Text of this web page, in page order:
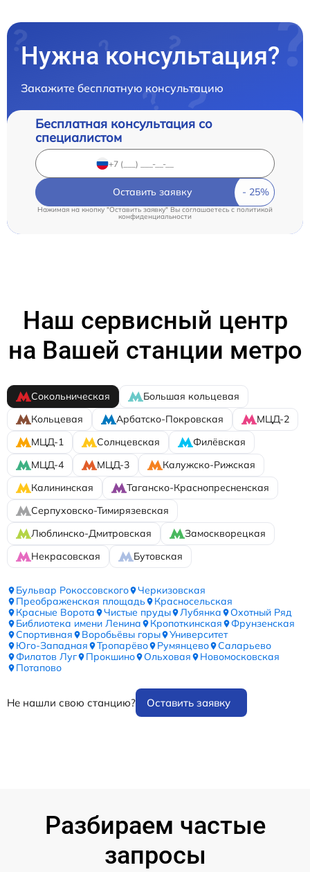
Нужна консультация?
Закажите бесплатную консультацию
Бесплатная консультация со
специалистом
Оставить заявку
Нажимая на кнопку "Оставить заявку" Вы соглашаетесь c политикой
конфиденциальности
Наш сервисный центр
на Вашей станции метро
Сокольническая
Большая кольцевая
Кольцевая
Арбатско-Покровская
МЦД-2
МЦД-1
Солнцевская
Филёвская
МЦД-4
МЦД-3
Калужско-Рижская
Калининская
Таганско-Краснопресненская
Серпуховско-Тимирязевская
Люблинско-Дмитровская
Замоскворецкая
Некрасовская
Бутовская
Бульвар Рокоссовского
Черкизовская
Преображенская площадь
Красносельская
Красные Ворота
Чистые пруды Лубянка
Охотный Ряд
Библиотека имени Ленина
Кропоткинская
Фрунзенская
Спортивная
Воробьёвы горы
Университет
Юго-Западная
Тропарёво Румянцево
Саларьево
Филатов Луг
Прокшино Ольховая
Новомосковская
Потапово
Не нашли свою станцию? Оставить заявку
Разбираем частые
запросы